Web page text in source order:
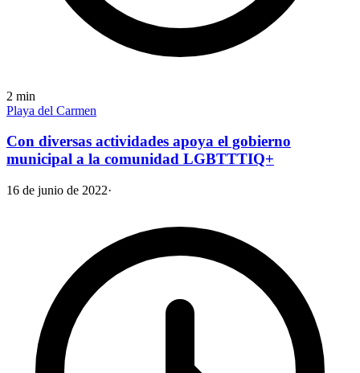
2 min
Playa del Carmen
Con diversas actividades apoya el gobierno
municipal a la comunidad LGBTTTIQ+
16 de junio de 2022·